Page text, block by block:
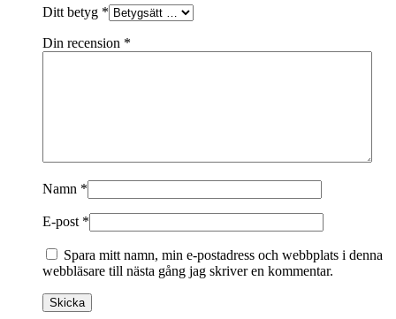
Ditt betyg *
Din recension *
Namn *
E-post *
Spara mitt namn, min e-postadress och webbplats i denna
webbläsare till nästa gång jag skriver en kommentar.